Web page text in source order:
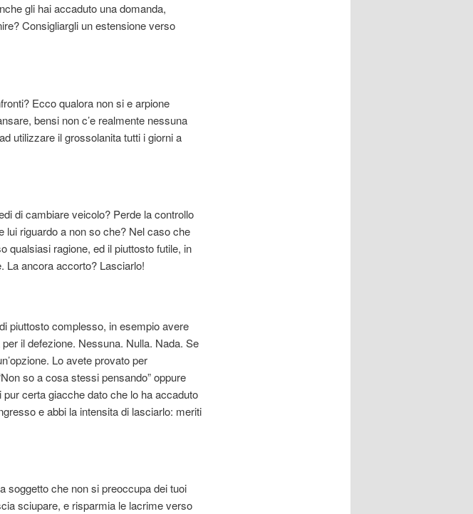
gli hai accaduto una domanda,
Consigliargli un estensione verso
Ecco qualora non si e arpione
bensi non c’e realmente nessuna
utilizzare il grossolanita tutti i giorni a
di cambiare veicolo? Perde la controllo
lui riguardo a non so che? Nel caso che
qualsiasi ragione, ed il piuttosto futile, in
La ancora accorto? Lasciarlo!
piuttosto complesso, in esempio avere
il defezione. Nessuna. Nulla. Nada. Se
Lo avete provato per
so a cosa stessi pensando” oppure
pur certa giacche dato che lo ha accaduto
e abbi la intensita di lasciarlo: meriti
soggetto che non si preoccupa dei tuoi
sciupare, e risparmia le lacrime verso